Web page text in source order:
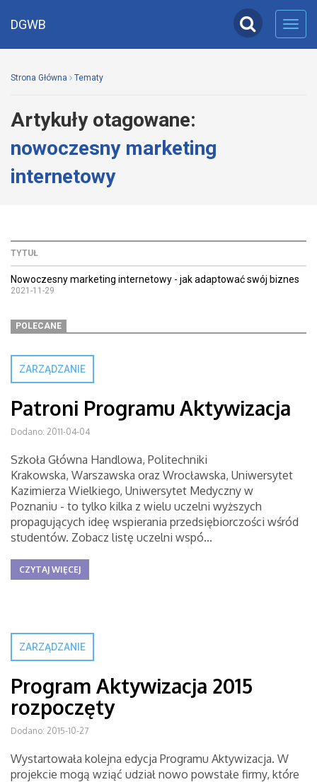
DGWB
Strona Główna Tematy
Artykuły otagowane:
nowoczesny marketing
internetowy
TYTUŁ
Nowoczesny marketing internetowy - jak adaptować swój biznes
2021-11-29
POLECANE
ZARZĄDZANIE
Patroni Programu Aktywizacja
Dodano: 2011-04-04
Szkoła Główna Handlowa, Politechniki
Krakowska, Warszawska oraz Wrocławska, Uniwersytet
Kazimierza Wielkiego, Uniwersytet Medyczny w
Poznaniu - to tylko kilka z wielu uczelni wyższych
propagujących ideę wspierania przedsiębiorczości wśród
studentów. Zobacz listę uczelni wspó...
CZYTAJ WIĘCEJ
ZARZĄDZANIE
Program Aktywizacja 2015
rozpoczęty
Dodano: 2015-10-27
Wystartowała kolejna edycja Programu Aktywizacja. W
projekcie mogą wziąć udział nowo powstałe firmy, które